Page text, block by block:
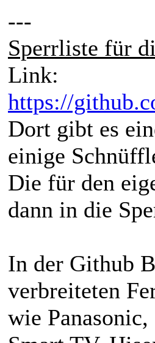
---
Sperrliste für
Link:
https://
Dort gibt es
einige
Die für den
dann in die
In der Github
verbreiteten
wie